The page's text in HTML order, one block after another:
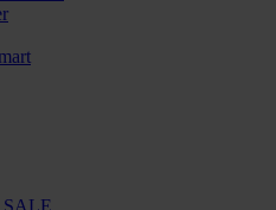
SALE